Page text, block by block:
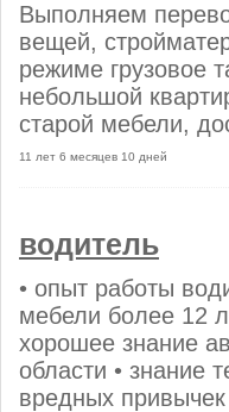
Выполняем
вещей,
режиме грузовое
небольшой
старой мебели,
11 лет 6 месяцев 10 дней
водитель
• опыт работы
мебели более 12
хорошее знание
области • знание
вредных